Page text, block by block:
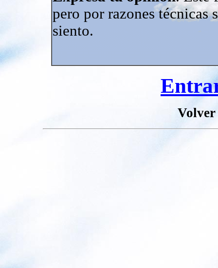
pero por razones
siento.